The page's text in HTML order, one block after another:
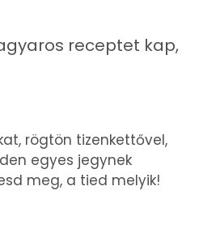
receptet kap,
rögtön tizenkettővel,
egyes jegynek
meg, a tied melyik!